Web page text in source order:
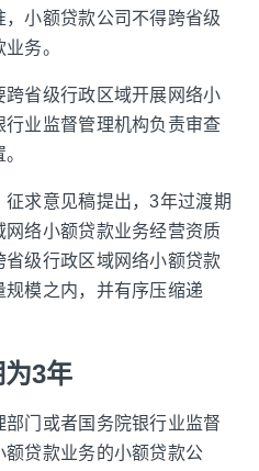
小额贷款公司不得跨省级
务。
省级行政区域开展网络小
业监督管理机构负责审查
求意见稿提出，3年过渡期
络小额贷款业务经营资质
级行政区域网络小额贷款
模之内，并有序压缩递
3年
门或者国务院银行业监督
贷款业务的小额贷款公